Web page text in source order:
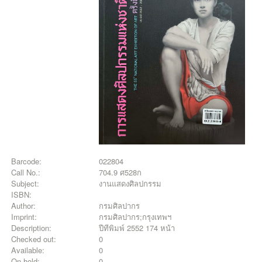
Barcode:
022804
Call No.:
704.9 ศ528ก
Subject:
งานแสดงศิลปกรรม
ISBN:
Author:
กรมศิลปากร
Imprint:
กรมศิลปากร;กรุงเทพฯ
Description:
ปีทีพิมพ์ 2552 174 หน้า
Checked out:
0
Available:
0